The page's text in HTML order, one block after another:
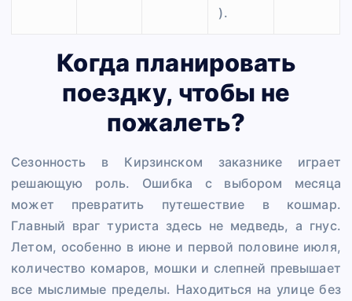
).
Когда планировать
поездку, чтобы не
пожалеть?
Сезонность в Кирзинском заказнике играет
решающую роль. Ошибка с выбором месяца
может превратить путешествие в кошмар.
Главный враг туриста здесь не медведь, а гнус.
Летом, особенно в июне и первой половине июля,
количество комаров, мошки и слепней превышает
все мыслимые пределы. Находиться на улице без